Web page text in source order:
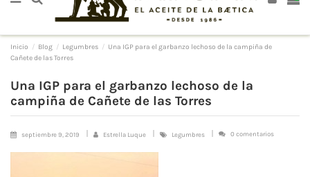
Inicio Blog Legumbres
Una IGP para el garbanzo lechoso de la campiña de
Cañete de las Torres
Una IGP para el garbanzo lechoso de la
campiña de Cañete de las Torres
septiembre 9, 2019 Estrella Luque Legumbres 0 comentarios